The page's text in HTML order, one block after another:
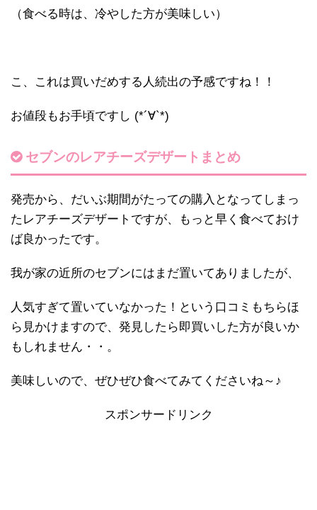
（食べる時は、冷やした方が美味しい）
こ、これは買いだめする人続出の予感ですね！！
お値段もお手頃ですし (*´∀`*)
セブンのレアチーズデザートまとめ
発売から、だいぶ期間がたっての購入となってしまっ
たレアチーズデザートですが、もっと早く食べておけ
ば良かったです。
我が家の近所のセブンにはまだ置いてありましたが、
人気すぎて置いていなかった！という口コミもちらほ
ら見かけますので、発見したら即買いした方が良いか
もしれません・・。
美味しいので、ぜひぜひ食べてみてくださいね～♪
スポンサードリンク